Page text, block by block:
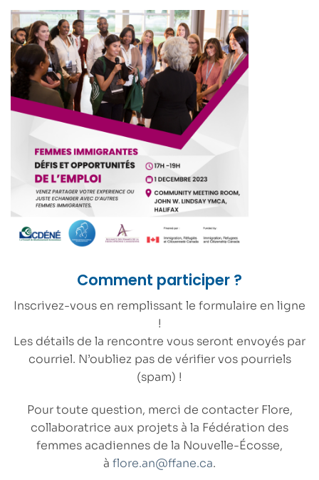
Comment participer ?
Inscrivez-vous en remplissant le formulaire en ligne
!
Les détails de la rencontre vous seront envoyés par
courriel. N’oubliez pas de vérifier vos pourriels
(spam) !
Pour toute question, merci de contacter Flore,
collaboratrice aux projets à la Fédération des
femmes acadiennes de la Nouvelle-Écosse,
à flore.an@ffane.ca.